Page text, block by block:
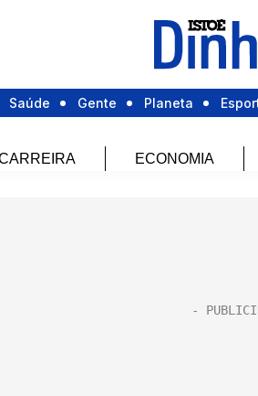
Saúde Gente Planeta
ECONOMIA